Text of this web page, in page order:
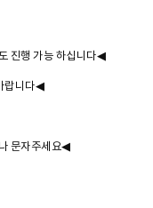
진행 가능 하십니다◀
랍니다◀
문자주세요◀